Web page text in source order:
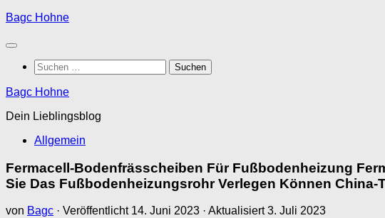
Zum
springen
Bagc Hohne
Suchen
nach:
Bagc Hohne
Dein Lieblingsblog
Allgemein
Fermacell-Bodenfrässcheiben Für Fußbodenheizung
Sie Das Fußbodenheizungsrohr Verlegen Können
von Bagc · Veröffentlicht 14. Juni 2023 · Aktualisiert3. Juli 2023